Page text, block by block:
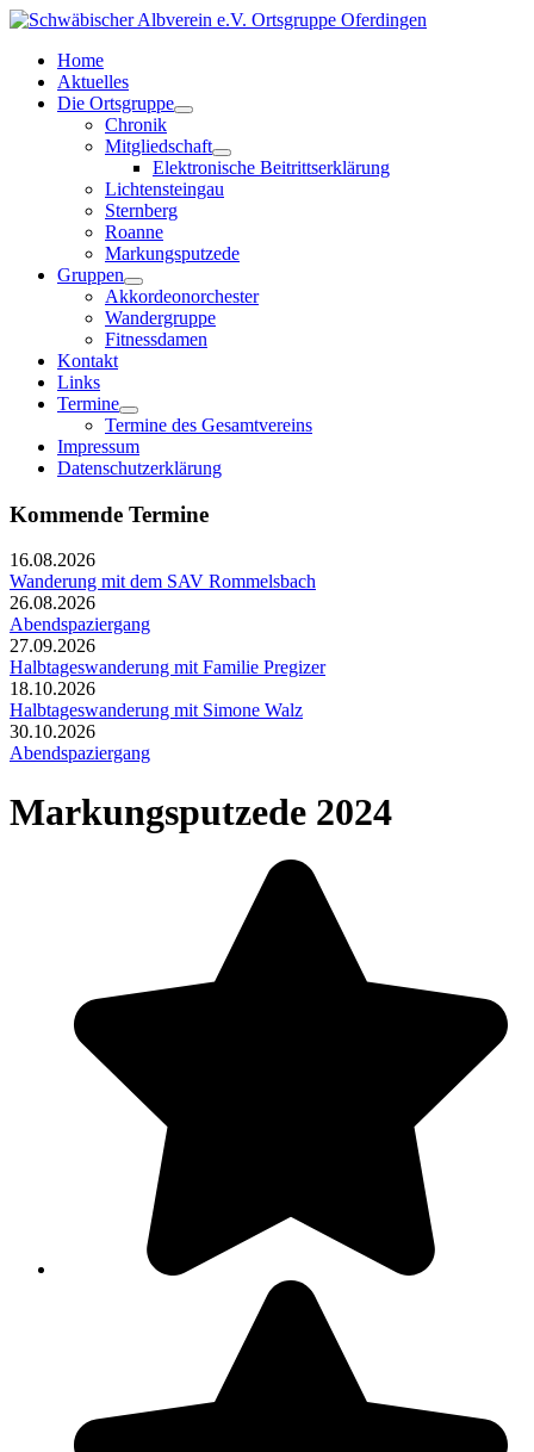
Home
Aktuelles
Die Ortsgruppe
Chronik
Mitgliedschaft
Elektronische Beitrittserklärung
Lichtensteingau
Sternberg
Roanne
Markungsputzede
Gruppen
Akkordeonorchester
Wandergruppe
Fitnessdamen
Kontakt
Links
Termine
Termine des Gesamtvereins
Impressum
Datenschutzerklärung
Kommende Termine
16.08.2026
Wanderung mit dem SAV Rommelsbach
26.08.2026
Abendspaziergang
27.09.2026
Halbtageswanderung mit Familie Pregizer
18.10.2026
Halbtageswanderung mit Simone Walz
30.10.2026
Abendspaziergang
Markungsputzede 2024